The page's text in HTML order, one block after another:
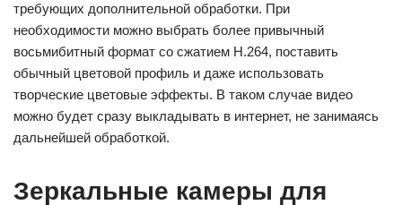
требующих дополнительной обработки. При
необходимости можно выбрать более привычный
восьмибитный формат со сжатием H.264, поставить
обычный цветовой профиль и даже использовать
творческие цветовые эффекты. В таком случае видео
можно будет сразу выкладывать в интернет, не занимаясь
дальнейшей обработкой.
Зеркальные камеры для